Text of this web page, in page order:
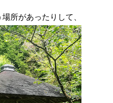
所があったりして、